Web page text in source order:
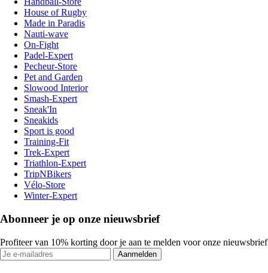
House of Rugby
Made in Paradis
Nauti-wave
On-Fight
Padel-Expert
Pecheur-Store
Pet and Garden
Slowood Interior
Smash-Expert
Sneak'In
Sneakids
Sport is good
Training-Fit
Trek-Expert
Triathlon-Expert
TripNBikers
Vélo-Store
Winter-Expert
Abonneer je op onze nieuwsbrief
Profiteer van 10% korting door je aan te melden voor onze nieuwsbrief
Aanmelden